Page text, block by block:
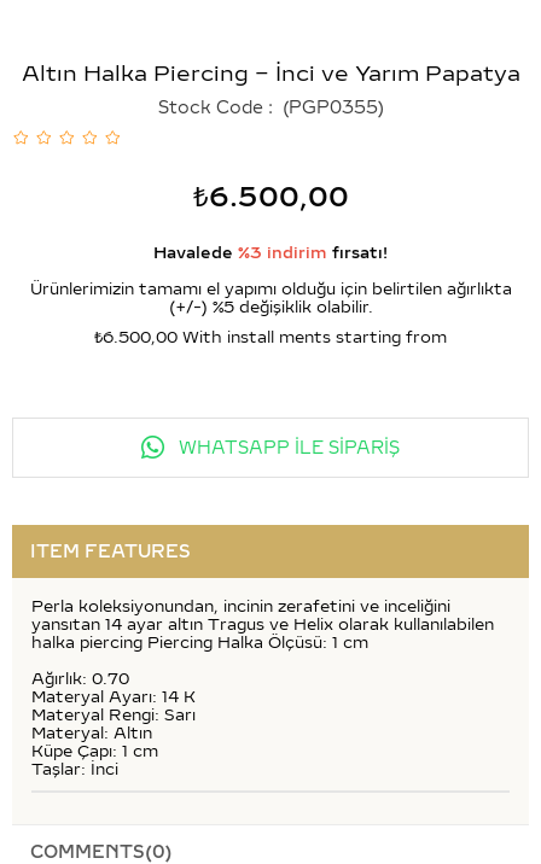
Altın Halka Piercing – İnci ve Yarım Papatya
Stock Code (PGP0355)
₺6.500,00
Havalede %3 indirim fırsatı!
Ürünlerimizin tamamı el yapımı olduğu için belirtilen ağırlıkta
(+/-) %5 değişiklik olabilir.
₺6.500,00 With install ments starting from
WHATSAPP İLE SİPARİŞ
ITEM FEATURES
Perla koleksiyonundan, incinin zerafetini ve inceliğini
yansıtan 14 ayar altın Tragus ve Helix olarak kullanılabilen
halka piercing Piercing Halka Ölçüsü: 1 cm
Ağırlık: 0.70
Materyal Ayarı: 14 K
Materyal Rengi: Sarı
Materyal: Altın
Küpe Çapı: 1 cm
Taşlar: İnci
COMMENTS(0)